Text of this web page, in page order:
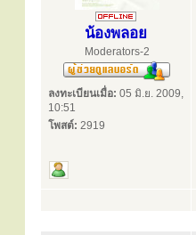
น้องพลอย
Moderators-2
ลงทะเบียนเมื่อ: 05 มิ.ย. 2009,
10:51
โพสต์: 2919